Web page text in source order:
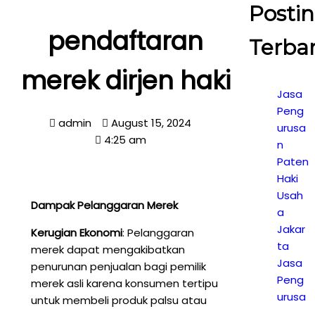
pendaftaran
merek dirjen haki
admin
August 15, 2024
4:25 am
Dampak Pelanggaran Merek
Kerugian Ekonomi: Pelanggaran
merek dapat mengakibatkan
penurunan penjualan bagi pemilik
merek asli karena konsumen tertipu
untuk membeli produk palsu atau
Jasa
Peng
urusa
n
Paten
Haki
Usah
a
Jakar
ta
Jasa
Peng
urusa